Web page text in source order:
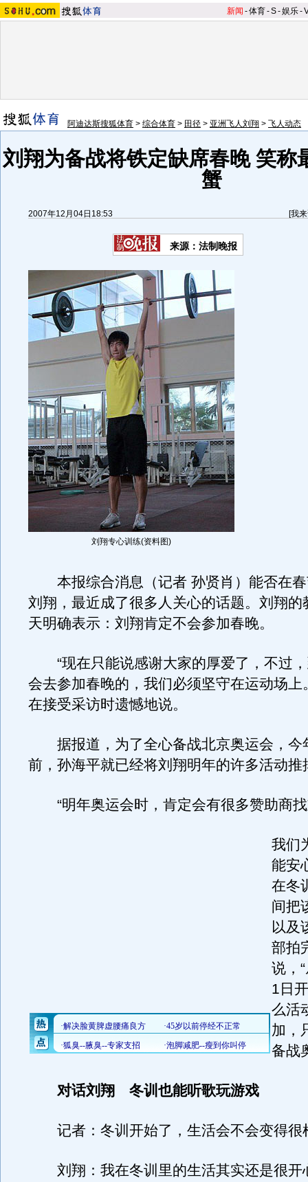
新闻 -体育-S-娱乐-
阿迪达斯搜狐体育 > 综合体育 > 田径 > 亚洲飞人刘翔 > 飞人动态
刘翔为备战将铁定缺席春晚 笑称
蟹
2007年12月04日18:53 [我
来源：法制晚报
刘翔专心训练(资料图)
本报综合消息（记者 孙贤肖）能否在春
刘翔，最近成了很多人关心的话题。刘翔的
天明确表示：刘翔肯定不会参加春晚。
“现在只能说感谢大家的厚爱了，不过，
会去参加春晚的，我们必须坚守在运动场上
在接受采访时遗憾地说。
据报道，为了全心备战北京奥运会，今
前，孙海平就已经将刘翔明年的许多活动推
“明年奥运会时，肯定会有很多赞助商找
我们
能安
在冬
间把
以及
部拍
说，
1日
么活
加，
备战
对话刘翔 冬训也能听歌玩游戏
记者：冬训开始了，生活会不会变得很
刘翔：我在冬训里的生活其实还是很开